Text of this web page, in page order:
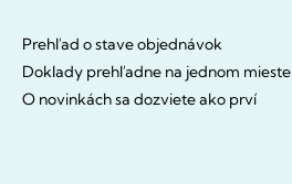
Prehľad o stave objednávok
Doklady prehľadne na jednom mieste
O novinkách sa dozviete ako prví